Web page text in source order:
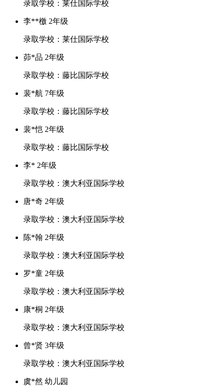
录取学校：莱仕国际学校
李**檄 2年级
录取学校：莱仕国际学校
茆*品 2年级
录取学校：藤比国际学校
裴*航 7年级
录取学校：藤比国际学校
裴*恺 2年级
录取学校：藤比国际学校
李* 2年级
录取学校：澳大利亚国际学校
唐*奇 2年级
录取学校：澳大利亚国际学校
陈*翰 2年级
录取学校：澳大利亚国际学校
罗*童 2年级
录取学校：澳大利亚国际学校
康*桐 2年级
录取学校：澳大利亚国际学校
曾*贤 3年级
录取学校：澳大利亚国际学校
虞*然 幼儿园